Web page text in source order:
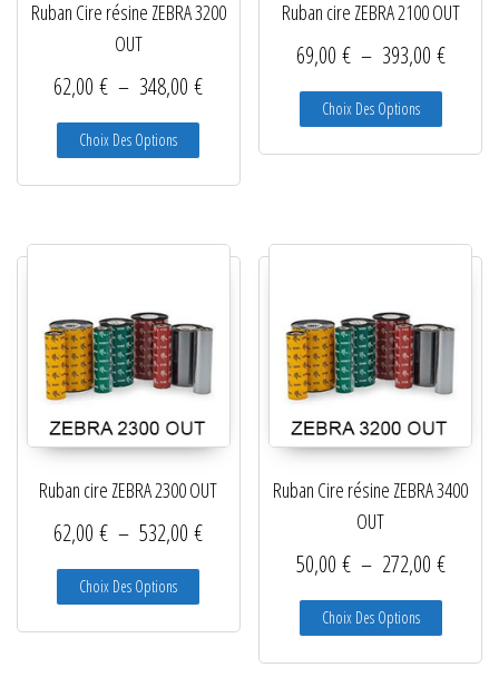
Ruban Cire résine ZEBRA 3200
OUT
62,00€ – 348,00€Plage de prix : 62,00 € à 348,00 €
Choix Des Options Ce produit a plusieurs variations. Les options
Ruban cire ZEBRA 2100 OUT
69,00 € – 393,00 €Plage
Choix Des Options Ce
Ruban cire ZEBRA 2300 OUT
62,00€ – 532,00€Plage de prix : 62,00 € à 532,00 €
Choix Des Options Ce produit a plusieurs variations. Les options
Ruban Cire résine ZEBRA 3400
OUT
50,00 € – 272,00 €Plage
Choix Des Options Ce